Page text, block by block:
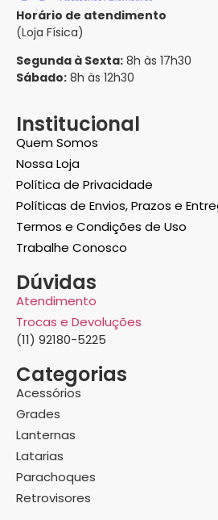
Horário de atendimento
(Loja Física)
Segunda à Sexta: 8h às 17h30
Sábado: 8h às 12h30
Institucional
Quem Somos
Nossa Loja
Política de Privacidade
Políticas de Envios, Prazos e
Termos e Condições de Uso
Trabalhe Conosco
Dúvidas
Atendimento
Trocas e Devoluções
(11) 92180-5225
Categorias
Acessórios
Grades
Lanternas
Latarias
Parachoques
Retrovisores